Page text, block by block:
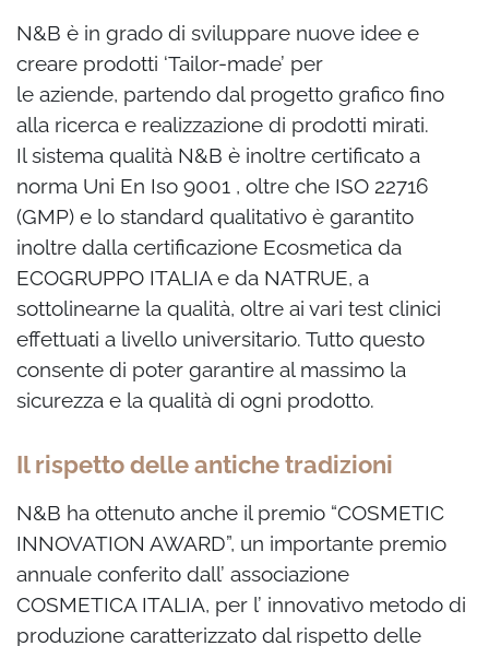
N&B è in grado di sviluppare nuove idee e
creare prodotti ‘Tailor-made’ per
le aziende, partendo dal progetto grafico fino
alla ricerca e realizzazione di prodotti mirati.
Il sistema qualità N&B è inoltre certificato a
norma Uni En Iso 9001 , oltre che ISO 22716
(GMP) e lo standard qualitativo è garantito
inoltre dalla certificazione Ecosmetica da
ECOGRUPPO ITALIA e da NATRUE, a
sottolinearne la qualità, oltre ai vari test clinici
effettuati a livello universitario. Tutto questo
consente di poter garantire al massimo la
sicurezza e la qualità di ogni prodotto.
Il rispetto delle antiche tradizioni
N&B ha ottenuto anche il premio “COSMETIC
INNOVATION AWARD”, un importante premio
annuale conferito dall’ associazione
COSMETICA ITALIA, per l’ innovativo metodo di
produzione caratterizzato dal rispetto delle